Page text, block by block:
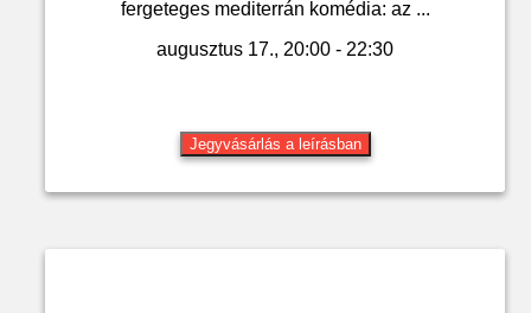
fergeteges mediterrán komédia: az ...
augusztus 17., 20:00 - 22:30
Jegyvásárlás a leírásban